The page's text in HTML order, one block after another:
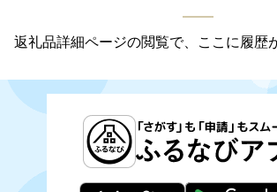
返礼品詳細ページの閲覧で、ここに履歴